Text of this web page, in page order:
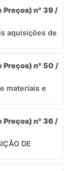
Preços) n° 39 /
aquisições de
Preços) n° 50 /
materiais e
Preços) n° 36 /
DE